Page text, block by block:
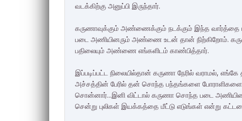
வடக்கிற்கு அனுப்பி இருந்தார்.
கருணாவுக்கும் அண்ணைக்கும் நடக்கும் இந்த வார்த்தை
படை அணியினரும் அண்ணை உடன் தான் நிற்கிறோம்.
பதிலையும் அண்ணை எங்களிடம் காண்பித்தார்.
இப்படிப்பட்ட நிலையில்தான் கருணா நேரில் வராமல்,
அச்சத்தின் பேரில் தன் சொந்த பந்தங்களை
சொன்னார்...இனி விட்டால் கருணா சொந்த படை
சென்று புலிகள் இயக்கத்தை மீட்டு எடுங்கள் என்று